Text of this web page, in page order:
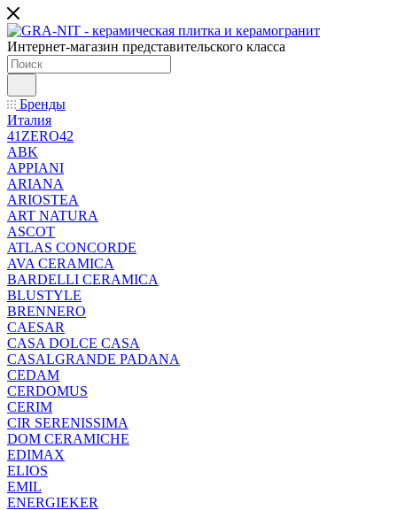
Интернет-магазин представительского класса
Бренды
Италия
41ZERO42
ABK
APPIANI
ARIANA
ARIOSTEA
ART NATURA
ASCOT
ATLAS CONCORDE
AVA CERAMICA
BARDELLI CERAMICA
BLUSTYLE
BRENNERO
CAESAR
CASA DOLCE CASA
CASALGRANDE PADANA
CEDAM
CERDOMUS
CERIM
CIR SERENISSIMA
DOM CERAMICHE
EDIMAX
ELIOS
EMIL
ENERGIEKER